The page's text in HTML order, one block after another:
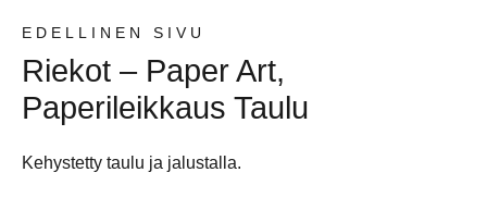
EDELLINEN SIVU
Riekot – Paper Art,
Paperileikkaus Taulu
Kehystetty taulu ja jalustalla.